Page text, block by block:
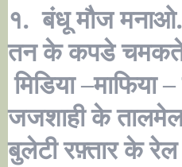
१. बंधू मौज
तन के कपडे चमकते
मिडिया –माफिया
जजशाही के
बुलेटी रफ़्तार के